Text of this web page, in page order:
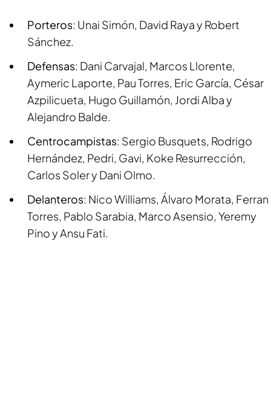
Porteros: Unai Simón, David Raya y Robert
Sánchez.
Defensas: Dani Carvajal, Marcos Llorente,
Aymeric Laporte, Pau Torres, Eric García, César
Azpilicueta, Hugo Guillamón, Jordi Alba y
Alejandro Balde.
Centrocampistas: Sergio Busquets, Rodrigo
Hernández, Pedri, Gavi, Koke Resurrección,
Carlos Soler y Dani Olmo.
Delanteros: Nico Williams, Álvaro Morata, Ferran
Torres, Pablo Sarabia, Marco Asensio, Yeremy
Pino y Ansu Fati.